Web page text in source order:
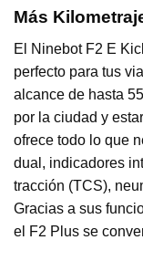
Más
El Ninebot F2 E
perfecto para tus
alcance de hasta
por la ciudad y
ofrece todo lo que
dual, indicadores
tracción (TCS),
Gracias a sus
el F2 Plus se